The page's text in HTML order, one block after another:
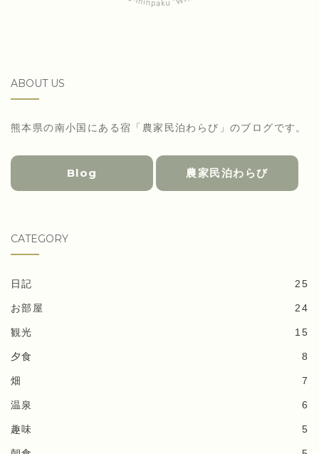
ABOUT US
熊本県の南小国にある宿「農家民泊わらび」のブログです。
Blog 農家民泊わらび
CATEGORY
日記 25
お部屋 24
観光 15
夕食 8
畑 7
温泉 6
趣味 5